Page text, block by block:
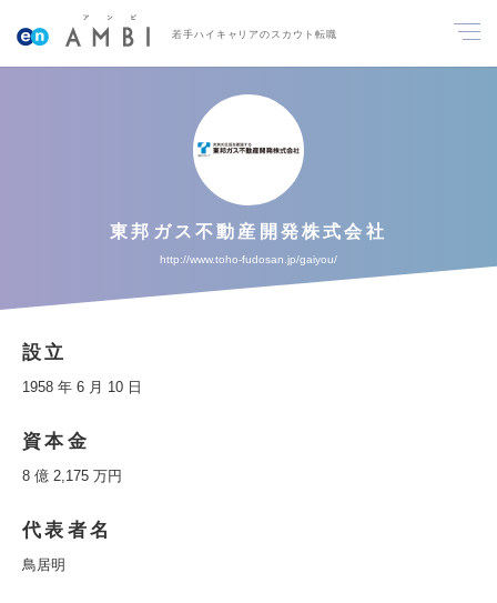
若手ハイキャリアのスカウト転職
東邦ガス不動産開発株式会社
http://www.toho-fudosan.jp/gaiyou/
設立
1958 年 6 月 10 日
資本金
8 億 2,175 万円
代表者名
鳥居明